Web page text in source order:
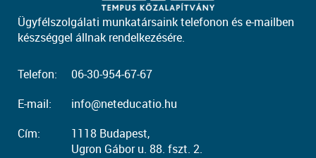
Ügyfélszolgálati munkatársaink telefonon és e-mailben
készséggel állnak rendelkezésére.
Telefon:
06-30-954-67-67
E-mail:
info@neteducatio.hu
Cím:
1118 Budapest,
Ugron Gábor u. 88. fszt. 2.